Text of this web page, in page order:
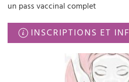
un pass vaccinal complet
INSCRIPTIONS ET